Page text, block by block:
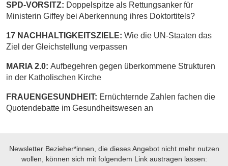
SPD-VORSITZ: Doppelspitze als Rettungsanker für
Ministerin Giffey bei Aberkennung ihres Doktortitels?
17 NACHHALTIGKEITSZIELE: Wie die UN-Staaten das
Ziel der Gleichstellung verpassen
MARIA 2.0: Aufbegehren gegen überkommene Strukturen
in der Katholischen Kirche
FRAUENGESUNDHEIT: Ernüchternde Zahlen fachen die
Quotendebatte im Gesundheitswesen an
Newsletter Bezieher*innen, die dieses Angebot nicht mehr nutzen
wollen, können sich mit folgendem Link austragen lassen: